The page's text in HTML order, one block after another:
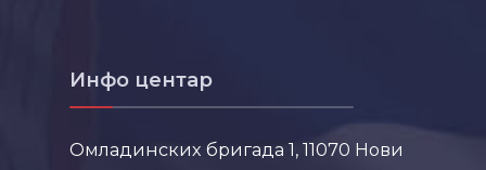
Инфо центар
Омладинских бригада 1, 11070 Нови